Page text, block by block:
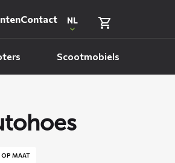
Contact NL
Scootmobiels
OP MAAT